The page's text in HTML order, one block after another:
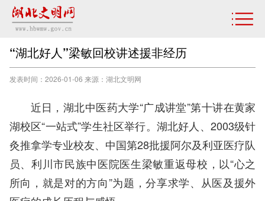
“湖北好人”梁敏回校讲述援非经历
发表时间：2026-01-06 来源：湖北文明网
近日，湖北中医药大学“广成讲堂”第十讲在黄家
湖校区“一站式”学生社区举行。湖北好人、2003级针
灸推拿学专业校友、中国第28批援阿尔及利亚医疗队
员、利川市民族中医院医生梁敏重返母校，以“心之
所向，就是对的方向”为题，分享求学、从医及援外